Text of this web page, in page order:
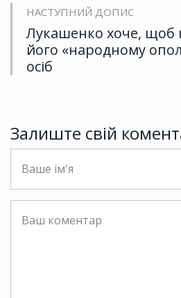
НАСТУПНИЙ ДОПИС
Лукашенко хоче, щоб
його «народному
осіб
Залиште свій